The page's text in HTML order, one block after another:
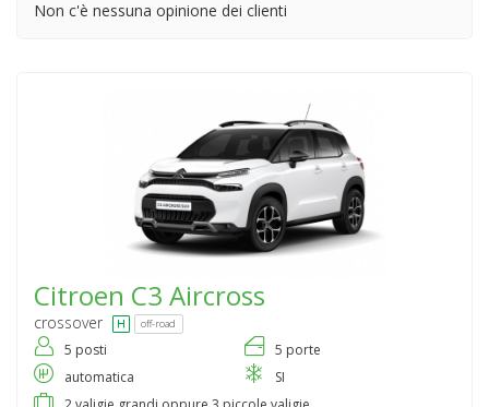
Non c'è nessuna opinione dei clienti
Citroen C3 Aircross
crossover off-road
5 posti
5 porte
automatica
SI